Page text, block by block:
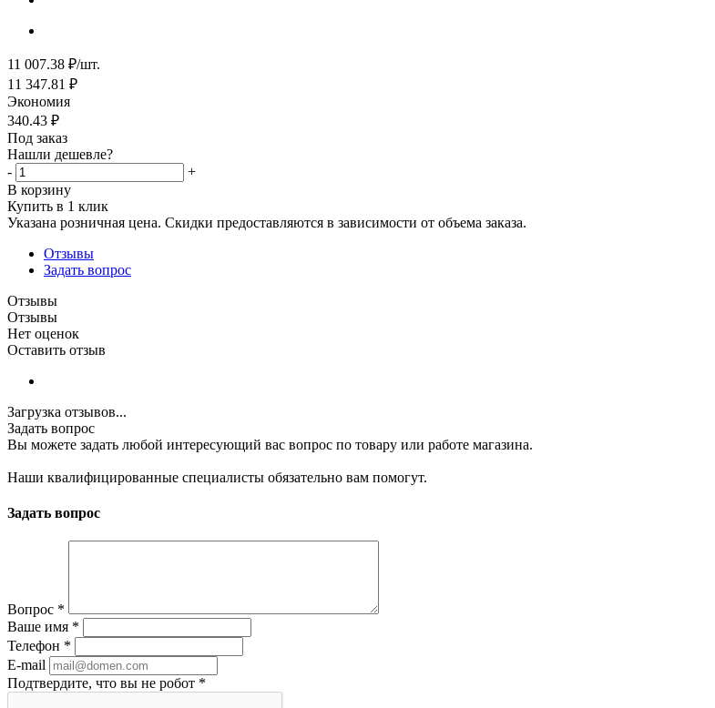
11 007.38 ₽/шт.
11 347.81 ₽
Экономия
340.43 ₽
Под заказ
Нашли дешевле?
-
+
В корзину
Купить в 1 клик
Указана розничная цена. Скидки предоставляются в зависимости от объема заказа.
Отзывы
Задать вопрос
Отзывы
Отзывы
Нет оценок
Оставить отзыв
Загрузка отзывов...
Задать вопрос
Вы можете задать любой интересующий вас вопрос по товару или работе магазина.
Наши квалифицированные специалисты обязательно вам помогут.
Задать вопрос
Вопрос *
Ваше имя *
Телефон *
E-mail
Подтвердите, что вы не робот *